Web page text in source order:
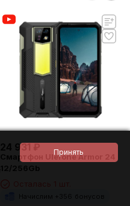
24 931 ₽
Смартфон Ulefone Armor 24
12/256Gb
Начислим + бонусов